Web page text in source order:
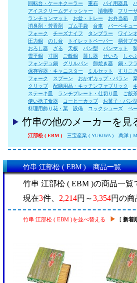
回転台・ケーキクーラー
重石 パイ用器具
アイスクリームディッシャー
漬物樽
フリー
ランチョンマット
お盆・トレー お弁当箱
消臭剤・芳香剤
ゴム手袋 台車
バーベキュ
フォーク
チーズナイフ タンブラー
ワイン
圧力鍋
のし台 トイレットペーパー
柄付ブ
おろし器
ざる 天板 パン型 パンマット
雪平鍋
寸胴 ご飯鍋 蒸し器 せいろ
しゃ
フォンデュ鍋
グリルパン 卵焼き器
鍋・フ
保存容器・キャニスター
ミルセット
すりこ
フォーク
スプーン おかずカップ・バラン
クリップ
配膳用品・キッチンファブリック
ステーキ皿
ランチプレート・仕切り皿
ご飯
使い捨て食器
コーヒーカップ
お菓子・パン
料理用飾り花・葉
設備 コックシューズ ペ
竹串の他のメーカーを見
江部松 ( EBM ) 三宝産業 ( YUKIWA ) 萬洋 (
竹串 江部松 ( EBM ) 商品一覧
竹串 江部松 ( EBM )の商品一覧
現在3件、 2,214円～3,354円の
竹串 江部松 ( EBM )を並べ替える [ 新着